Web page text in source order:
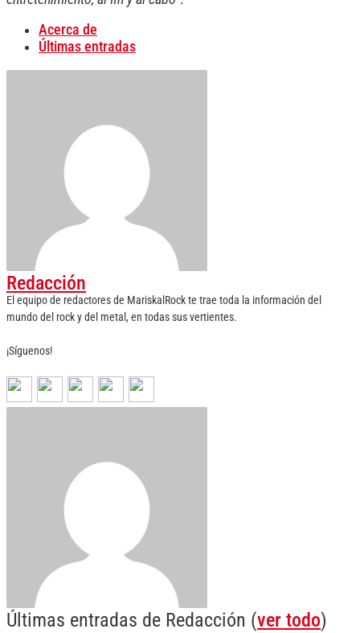
Acerca de
Últimas entradas
Redacción
El equipo de redactores de MariskalRock te trae toda la información del
mundo del rock y del metal, en todas sus vertientes.
¡Síguenos!
Últimas entradas de Redacción (ver todo)